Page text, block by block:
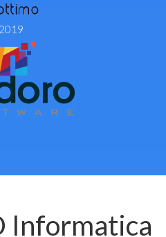
2019
Informatica